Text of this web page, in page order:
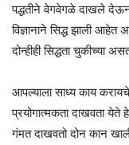
पद्धतीने वेगवेगळे दाखले देऊन
विज्ञानाने सिद्ध झाली आहेत
दोन्हीही सिद्धता चुकीच्या
आपल्याला साध्य काय
प्रयोगात्मकता दाखवता
गंमत दाखवतो दोन कान